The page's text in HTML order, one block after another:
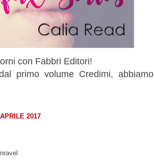
con Fabbri Editori!
primo volume Credimi, abbiamo
APRILE 2017